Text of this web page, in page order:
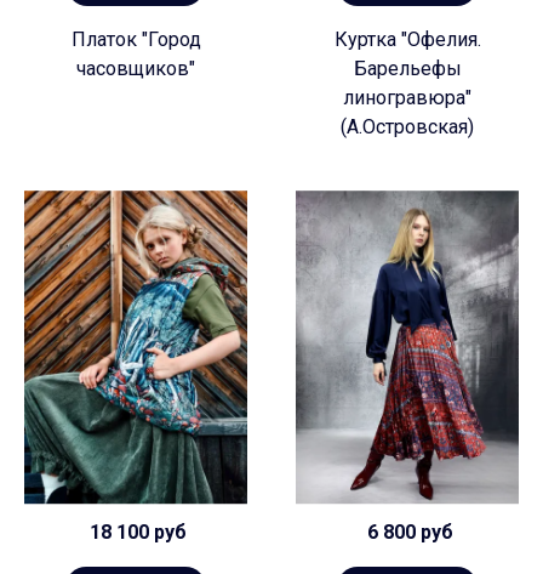
Платок "Город
часовщиков"
Куртка "Офелия.
Барельефы
линогравюра"
(А.Островская)
18 100 руб 6 800 руб